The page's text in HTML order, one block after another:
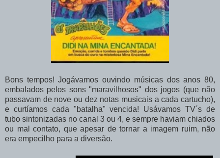
Bons tempos! Jogávamos ouvindo músicas dos anos 80,
embalados pelos sons "maravilhosos" dos jogos (que não
passavam de nove ou dez notas musicais a cada cartucho),
e curtíamos cada "batalha" vencida! Usávamos TV´s de
tubo sintonizadas no canal 3 ou 4, e sempre haviam chiados
ou mal contato, que apesar de tornar a imagem ruim, não
era empecilho para a diversão.